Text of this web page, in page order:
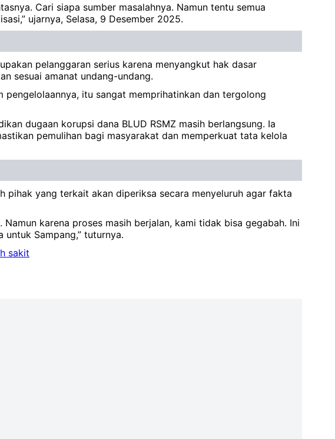
Cari siapa sumber masalahnya. Namun tentu semua
ujarnya, Selasa, 9 Desember 2025.
pelanggaran serius karena menyangkut hak dasar
sesuai amanat undang-undang.
pengelolaannya, itu sangat memprihatinkan dan tergolong
dugaan korupsi dana BLUD RSMZ masih berlangsung. Ia
pemulihan bagi masyarakat dan memperkuat tata kelola
pihak yang terkait akan diperiksa secara menyeluruh agar fakta
karena proses masih berjalan, kami tidak bisa gegabah. Ini
Sampang,” tuturnya.
sakit